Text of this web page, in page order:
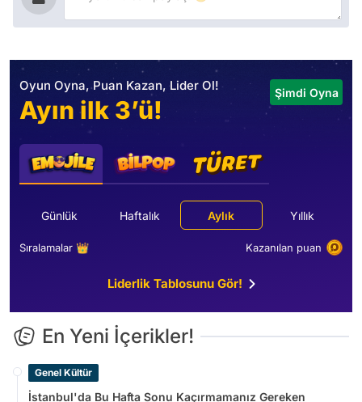
Oyun Oyna, Puan Kazan, Lider Ol!
Ayın ilk 3’ü!
Şimdi Oyna
Günlük Haftalık Aylık Yıllık
Sıralamalar 👑 Kazanılan puan
Liderlik Tablosunu Gör!
En Yeni İçerikler!
Genel Kültür
İstanbul'da Bu Hafta Sonu Kaçırmamanız Gereken